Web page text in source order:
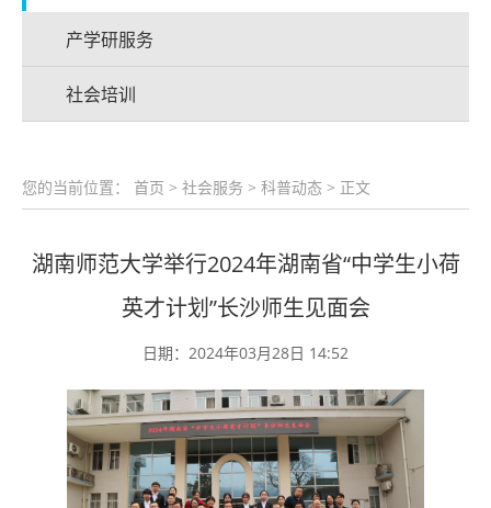
产学研服务
社会培训
您的当前位置： 首页 > 社会服务 > 科普动态 > 正文
湖南师范大学举行2024年湖南省“中学生小荷
英才计划”长沙师生见面会
日期：2024年03月28日 14:52